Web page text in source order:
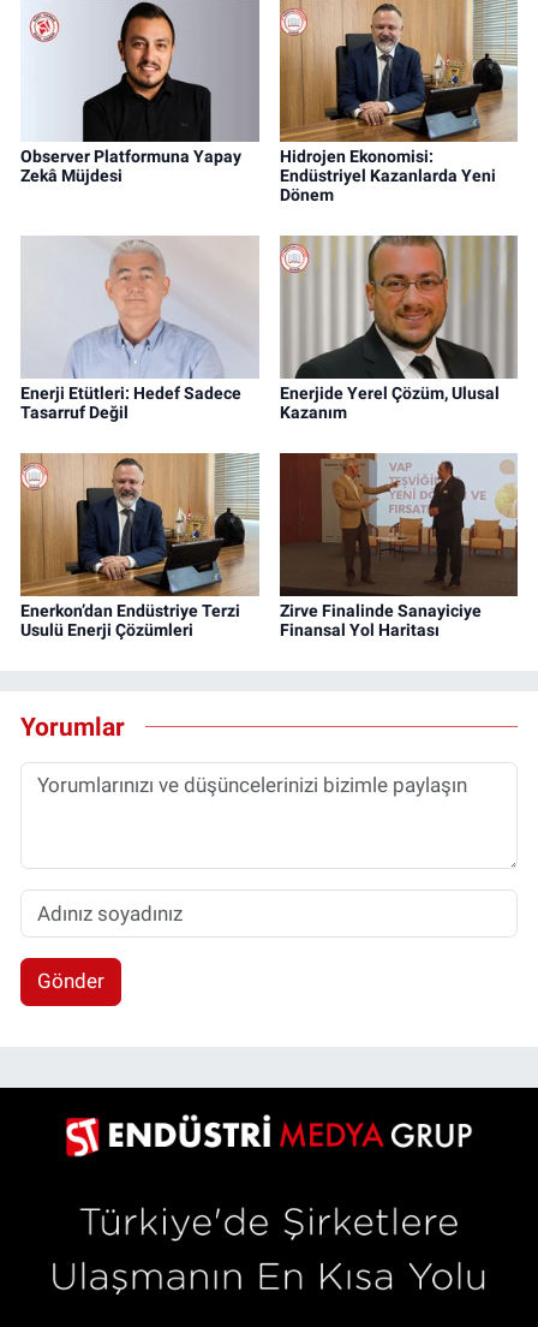
Observer Platformuna Yapay
Zekâ Müjdesi
Hidrojen Ekonomisi:
Endüstriyel Kazanlarda Yeni
Dönem
Enerji Etütleri: Hedef Sadece
Tasarruf Değil
Enerjide Yerel Çözüm, Ulusal
Kazanım
Enerkon’dan Endüstriye Terzi
Usulü Enerji Çözümleri
Zirve Finalinde Sanayiciye
Finansal Yol Haritası
Yorumlar
Gönder